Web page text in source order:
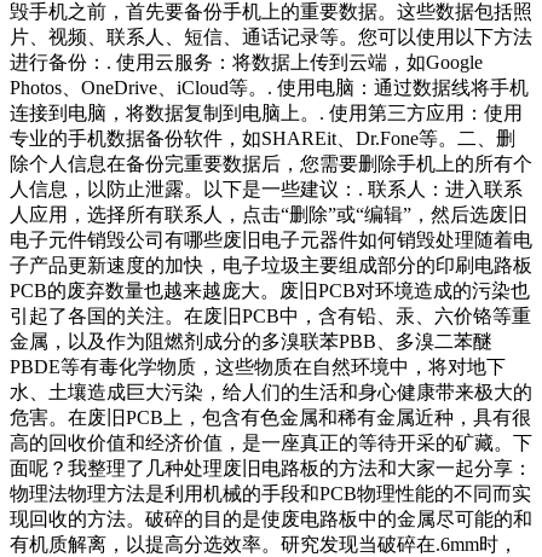
毁手机之前，首先要备份手机上的重要数据。这些数据包括照
片、视频、联系人、短信、通话记录等。您可以使用以下方法
进行备份：. 使用云服务：将数据上传到云端，如Google
Photos、OneDrive、iCloud等。. 使用电脑：通过数据线将手机
连接到电脑，将数据复制到电脑上。. 使用第三方应用：使用
专业的手机数据备份软件，如SHAREit、Dr.Fone等。二、删
除个人信息在备份完重要数据后，您需要删除手机上的所有个
人信息，以防止泄露。以下是一些建议：. 联系人：进入联系
人应用，选择所有联系人，点击“删除”或“编辑”，然后选废旧
电子元件销毁公司有哪些废旧电子元器件如何销毁处理随着电
子产品更新速度的加快，电子垃圾主要组成部分的印刷电路板
PCB的废弃数量也越来越庞大。废旧PCB对环境造成的污染也
引起了各国的关注。在废旧PCB中，含有铅、汞、六价铬等重
金属，以及作为阻燃剂成分的多溴联苯PBB、多溴二苯醚
PBDE等有毒化学物质，这些物质在自然环境中，将对地下
水、土壤造成巨大污染，给人们的生活和身心健康带来极大的
危害。在废旧PCB上，包含有色金属和稀有金属近种，具有很
高的回收价值和经济价值，是一座真正的等待开采的矿藏。下
面呢？我整理了几种处理废旧电路板的方法和大家一起分享：
物理法物理方法是利用机械的手段和PCB物理性能的不同而实
现回收的方法。破碎的目的是使废电路板中的金属尽可能的和
有机质解离，以提高分选效率。研究发现当破碎在.6mm时，